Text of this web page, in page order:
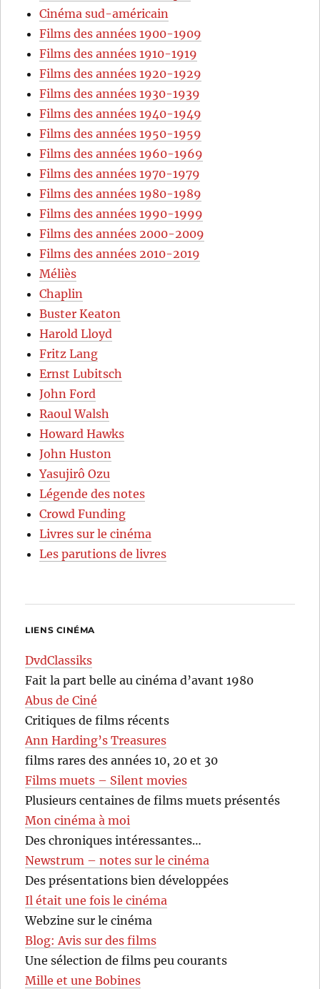
Cinéma sud-américain
Films des années 1900-1909
Films des années 1910-1919
Films des années 1920-1929
Films des années 1930-1939
Films des années 1940-1949
Films des années 1950-1959
Films des années 1960-1969
Films des années 1970-1979
Films des années 1980-1989
Films des années 1990-1999
Films des années 2000-2009
Films des années 2010-2019
Méliès
Chaplin
Buster Keaton
Harold Lloyd
Fritz Lang
Ernst Lubitsch
John Ford
Raoul Walsh
Howard Hawks
John Huston
Yasujirô Ozu
Légende des notes
Crowd Funding
Livres sur le cinéma
Les parutions de livres
LIENS CINÉMA
DvdClassiks
Fait la part belle au cinéma d’avant 1980
Abus de Ciné
Critiques de films récents
Ann Harding’s Treasures
films rares des années 10, 20 et 30
Films muets – Silent movies
Plusieurs centaines de films muets présentés
Mon cinéma à moi
Des chroniques intéressantes…
Newstrum – notes sur le cinéma
Des présentations bien développées
Il était une fois le cinéma
Webzine sur le cinéma
Blog: Avis sur des films
Une sélection de films peu courants
Mille et une Bobines